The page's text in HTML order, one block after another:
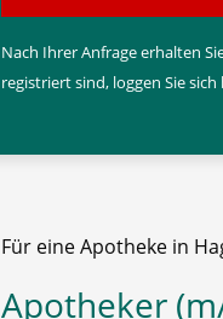
Nach Ihrer Anfrage erhalten
registriert sind, loggen Sie
Für eine Apotheke in
Apotheker